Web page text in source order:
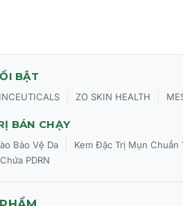
giờ hoặc sau khi bơi, đổ mồ hôi
FACIAL FLUID DNA REPAIR
BẬT
ZO SKIN HEALTH
BÁN CHẠY
Bảo Vệ Da Kem Đặc Trị Mụn Chuẩn
PDRN